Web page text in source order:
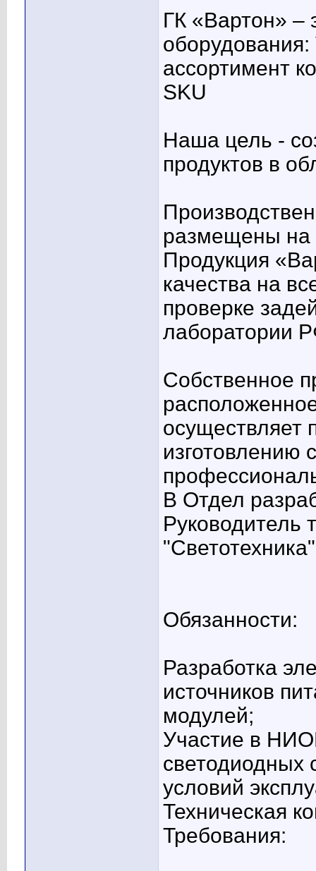
ГК «Вартон» –
оборудования:
ассортимент
SKU
Наша цель -
продуктов в
размещены на
Продукция
качества на
проверке
лаборатории
Собственное
осуществляет
изготовлению
В Отдел
Руководитель
"Светотехника"
Обязанности:
Разработка
источников
модулей;
Участие в
светодиодных
условий
Техническая
Требования: